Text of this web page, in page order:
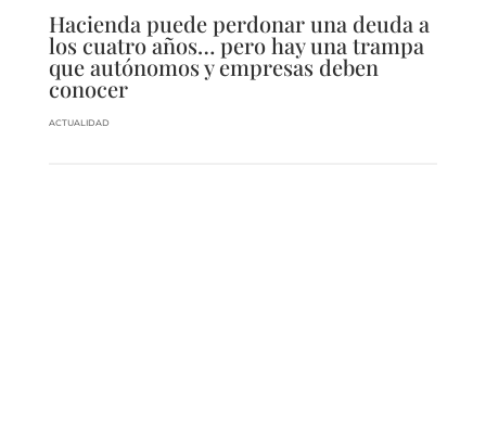
Hacienda puede perdonar una deuda a
los cuatro años… pero hay una trampa
que autónomos y empresas deben
conocer
ACTUALIDAD